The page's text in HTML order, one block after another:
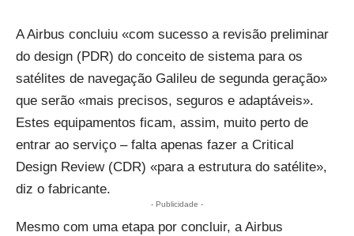
A Airbus concluiu «com sucesso a revisão preliminar
do design (PDR) do conceito de sistema para os
satélites de navegação Galileu de segunda geração»
que serão «mais precisos, seguros e adaptáveis».
Estes equipamentos ficam, assim, muito perto de
entrar ao serviço – falta apenas fazer a Critical
Design Review (CDR) «para a estrutura do satélite»,
diz o fabricante.
- Publicidade -
Mesmo com uma etapa por concluir, a Airbus